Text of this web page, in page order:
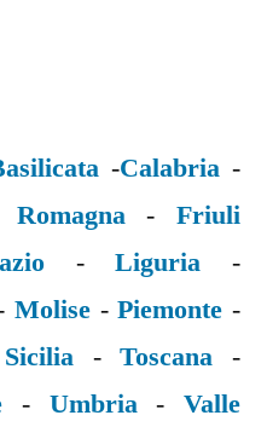
-Calabria-
-Friuli
-Liguria -
Molise -Piemonte -
Sicilia -Toscana -
- Umbria-Valle